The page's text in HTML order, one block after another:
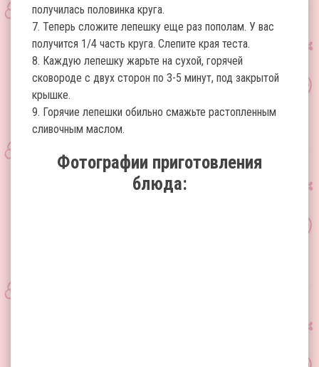
получилась половинка круга.
7. Теперь сложите лепешку еще раз пополам. У вас
получится 1/4 часть круга. Слепите края теста.
8. Каждую лепешку жарьте на сухой, горячей
сковороде с двух сторон по 3-5 минут, под закрытой
крышке.
9. Горячие лепешки обильно смажьте растопленным
сливочным маслом.
Фотографии приготовления
блюда: